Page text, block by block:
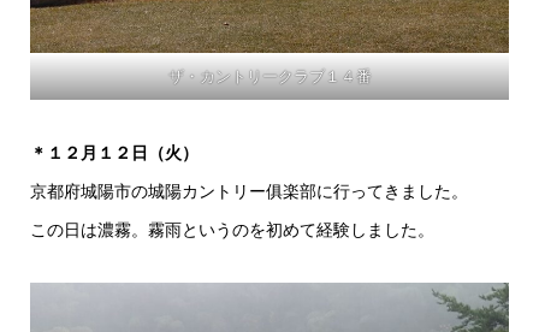
ザ・カントリークラブ１４番
＊１２月１２日（火）
京都府城陽市の城陽カントリー俱楽部に行ってきました。
この日は濃霧。霧雨というのを初めて経験しました。